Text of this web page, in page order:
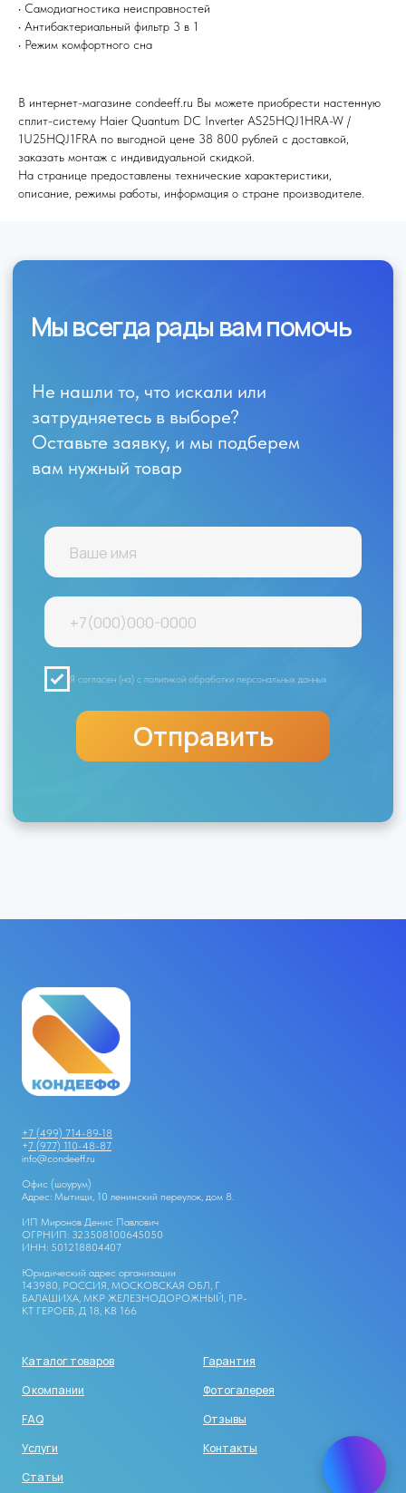
• Самодиагностика неисправностей
• Антибактериальный фильтр 3 в 1
• Режим комфортного сна
В интернет-магазине condeeff.ru Вы можете приобрести настенную
сплит-систему Haier Quantum DC Inverter AS25HQJ1HRA-W /
1U25HQJ1FRA по выгодной цене 38 800 рублей с доставкой,
заказать монтаж с индивидуальной скидкой.
На странице предоставлены технические характеристики,
описание, режимы работы, информация о стране производителе.
Отправить
+7 (499) 714-89-18
+7 (977) 110-48-87
info@condeeff.ru
Офис (шоурум)
Адрес: Мытищи, 10 ленинский переулок, дом 8.
ИП Миронов Денис Павлович
ОГРНИП: 323508100645050
ИНН: 501218804407
Юридический адрес организации
143980, РОССИЯ, МОСКОВСКАЯ ОБЛ, Г
БАЛАШИХА, МКР ЖЕЛЕЗНОДОРОЖНЫЙ, ПР-
КТ ГЕРОЕВ, Д 18, КВ 166
Каталог товаров
О компании
FAQ
Услуги
Статьи
Гарантия
Фотогалерея
Отзывы
Контакты